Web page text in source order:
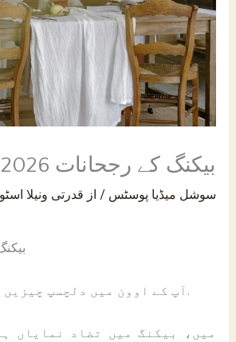
بیکنگ کے رجحانات 2026
سوشل میڈیا پوسٹس / از قدرتی ونیلا
آپ کے اوون میں دلچسپ چیزیں ہونے والی ہیں۔.